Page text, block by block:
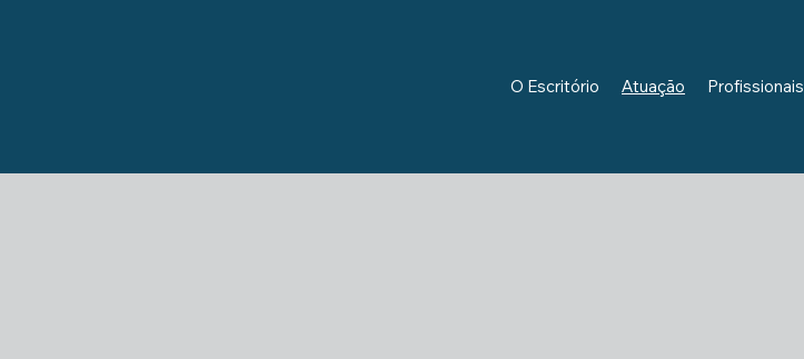
O Escritório Atuação Profissionais